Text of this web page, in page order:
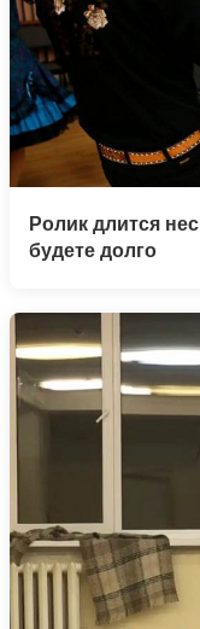
Ролик длится
будете долго